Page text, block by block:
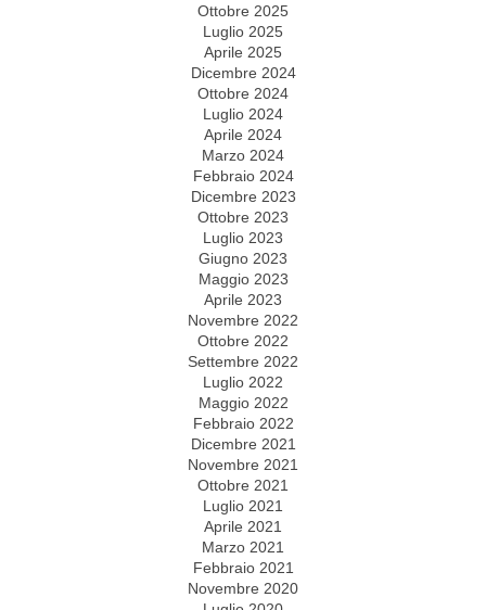
Ottobre 2025
Luglio 2025
Aprile 2025
Dicembre 2024
Ottobre 2024
Luglio 2024
Aprile 2024
Marzo 2024
Febbraio 2024
Dicembre 2023
Ottobre 2023
Luglio 2023
Giugno 2023
Maggio 2023
Aprile 2023
Novembre 2022
Ottobre 2022
Settembre 2022
Luglio 2022
Maggio 2022
Febbraio 2022
Dicembre 2021
Novembre 2021
Ottobre 2021
Luglio 2021
Aprile 2021
Marzo 2021
Febbraio 2021
Novembre 2020